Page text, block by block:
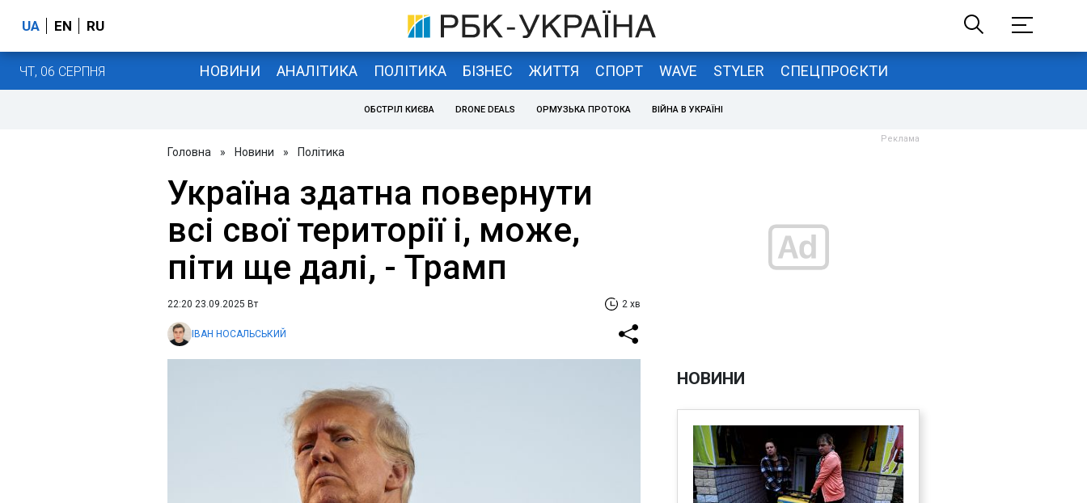
UA EN RU
ЧТ, 06 СЕРПНЯ НОВИНИ АНАЛІТИКА ПОЛІТИКА БІЗНЕС ЖИТТЯ СПОРТ WAVE STYLER СПЕЦПРОЄКТИ
ОБСТРІЛ КИЄВА DRONE DEALS ОРМУЗЬКА ПРОТОКА ВІЙНА В УКРАЇНІ
Головна » Новини » Політика
Україна здатна повернути
всі свої території і, може,
піти ще далі, - Трамп
22:20 23.09.2025 Вт 2 хв
ІВАН НОСАЛЬСЬКИЙ
НОВИНИ